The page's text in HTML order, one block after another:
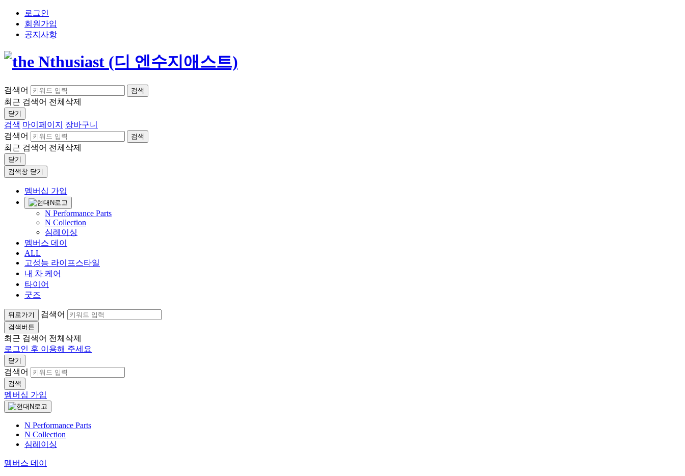
로그인
회원가입
공지사항
검색어 검색
최근 검색어 전체삭제
닫기
검색 마이페이지
장바구니
검색어
검색
최근 검색어 전체삭제
닫기
검색창 닫기
멤버십 가입
N Performance Parts
N Collection
심레이싱
멤버스 데이
ALL
고성능 라이프스타일
내 차 케어
타이어
굿즈
뒤로가기 검색어
검색버튼
최근 검색어 전체삭제
로그인 후 이용해 주세요
닫기
검색어
검색
멤버십 가입
N Performance Parts
N Collection
심레이싱
멤버스 데이